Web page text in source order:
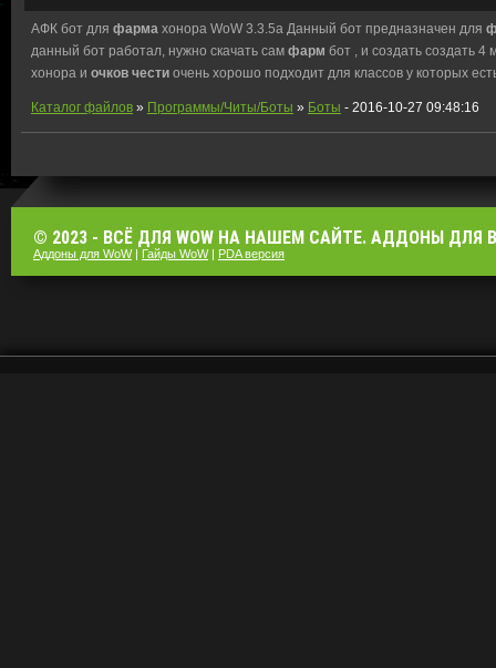
АФК бот для фарма хонора WoW 3.3.5a Данный бот предназначен для
данный бот работал, нужно скачать сам фарм бот , и создать создать
хонора и очков чести очень хорошо подходит для классов у которых
Каталог файлов » Программы/Читы/Боты » Боты - 2016-10-27 09:48:16
© 2023 - ВСЁ ДЛЯ WOW НА НАШЕМ САЙТЕ. АДДОНЫ ДЛЯ
Аддоны для WoW| Гайды WoW| PDA версия